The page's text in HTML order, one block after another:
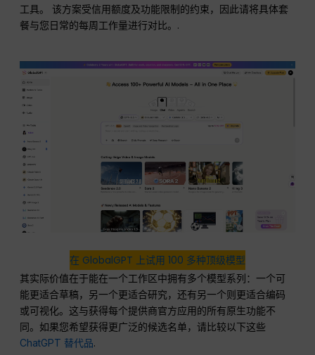
工具。 该方案受信用额度及功能限制的约束，因此请将具体套
餐与您日常的每周工作量进行对比。.
在 GlobalGPT 上试用 100 多种顶级模型
其实际价值在于能在一个工作区中拥有多个模型系列：一个可
能更适合草稿，另一个更适合研究，还有另一个则更适合编码
或可视化。这与获得每个提供商官方应用的所有原生功能不
同。如果您希望获得更广泛的候选名单，请比较以下这些
ChatGPT 替代品.